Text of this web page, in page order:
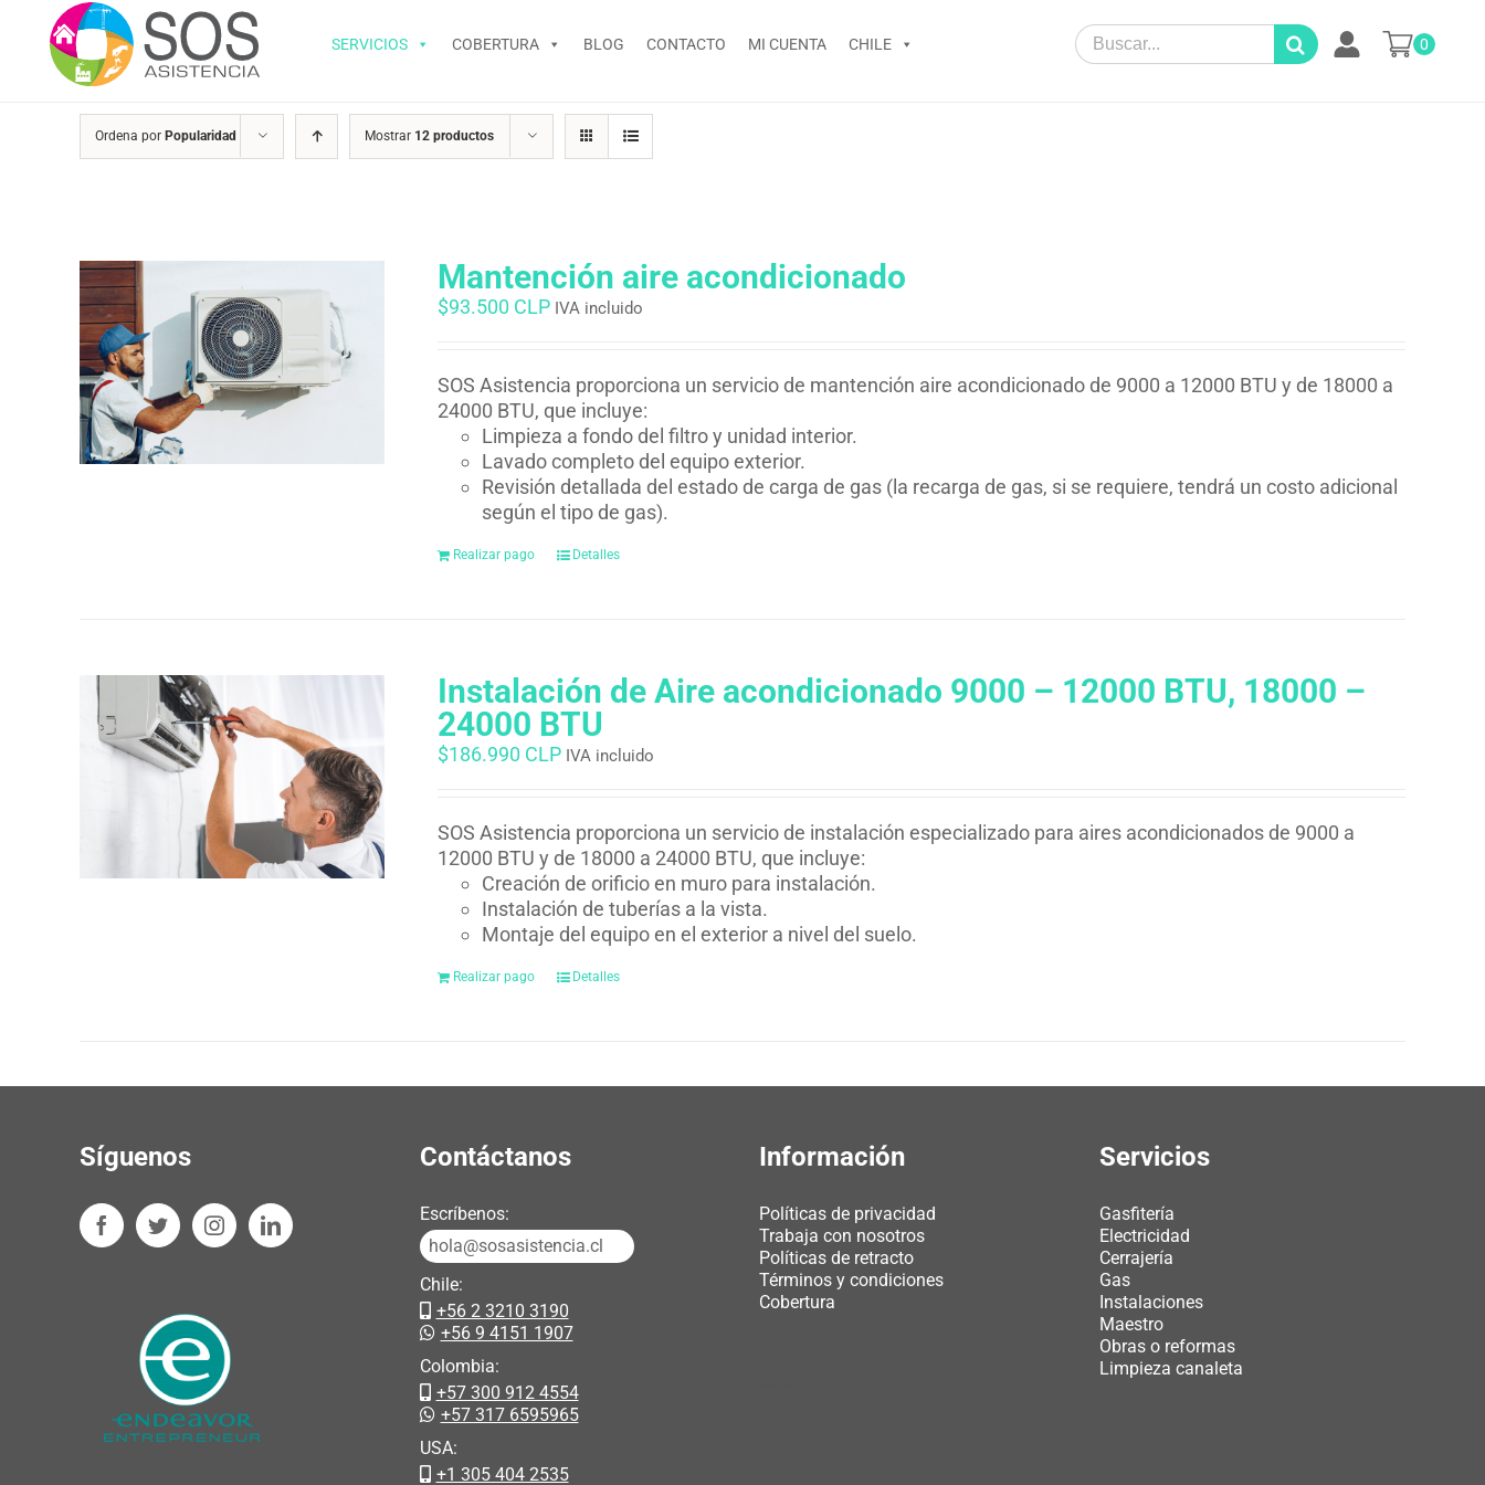
contenido
SERVICIOS COBERTURA BLOG CONTACTO MI CUENTA CHILE
Search
for:
0
Ordena por Popularidad Mostrar 12 productos
Mantención aire acondicionado
$93.500 CLP IVA incluido
SOS Asistencia proporciona un servicio de mantención aire acondicionado de 9000 a 12000 BTU y de 18000 a
24000 BTU, que incluye:
Limpieza a fondo del filtro y unidad interior.
Lavado completo del equipo exterior.
Revisión detallada del estado de carga de gas (la recarga de gas, si se requiere, tendrá un costo adicional
según el tipo de gas).
Realizar pago Detalles
Instalación de Aire acondicionado 9000 – 12000 BTU, 18000 –
24000 BTU
$186.990 CLP IVA incluido
SOS Asistencia proporciona un servicio de instalación especializado para aires acondicionados de 9000 a
12000 BTU y de 18000 a 24000 BTU, que incluye:
Creación de orificio en muro para instalación.
Instalación de tuberías a la vista.
Montaje del equipo en el exterior a nivel del suelo.
Realizar pago Detalles
Síguenos Contáctanos
Escríbenos:
hola@sosasistencia.cl
Chile:
+56 2 3210 3190
+56 9 4151 1907
Colombia:
+57 300 912 4554
+57 317 6595965
USA:
+1 305 404 2535
Información
Políticas de privacidad
Trabaja con nosotros
Políticas de retracto
Términos y condiciones
Cobertura
Servicios
Gasfitería
Electricidad
Cerrajería
Gas
Instalaciones
Maestro
Obras o reformas
Limpieza canaleta